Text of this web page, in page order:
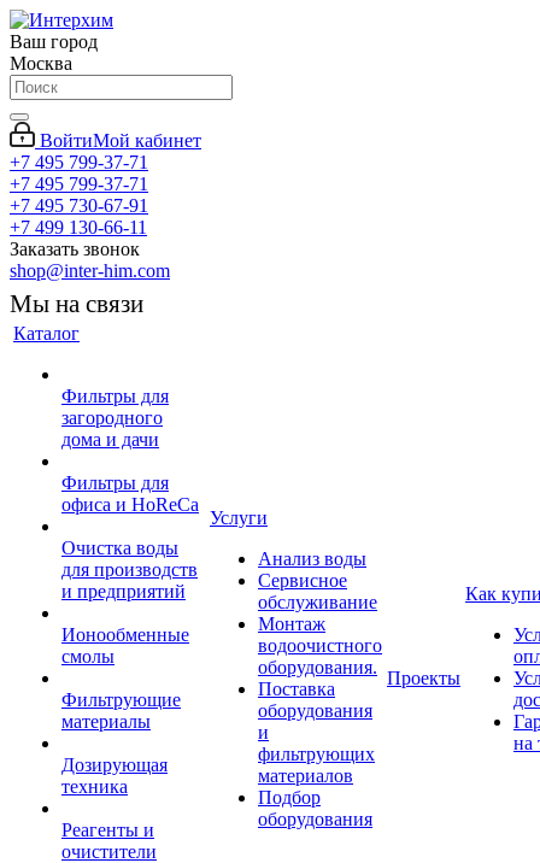
Ваш город
Москва
ВойтиМой кабинет
+7 495 799-37-71
+7 495 799-37-71
+7 495 730-67-91
+7 499 130-66-11
Заказать звонок
shop@inter-him.com
Мы на связи
Каталог
Фильтры для
загородного
дома и дачи
Фильтры для
офиса и HoReCa
Очистка воды
для производств
и предприятий
Ионообменные
смолы
Фильтрующие
материалы
Дозирующая
техника
Реагенты и
очистители
Услуги
Анализ воды
Сервисное
обслуживание
Монтаж
водоочистного
оборудования.
Поставка
оборудования
и
фильтрующих
материалов
Подбор
оборудования
Проекты
Как
на